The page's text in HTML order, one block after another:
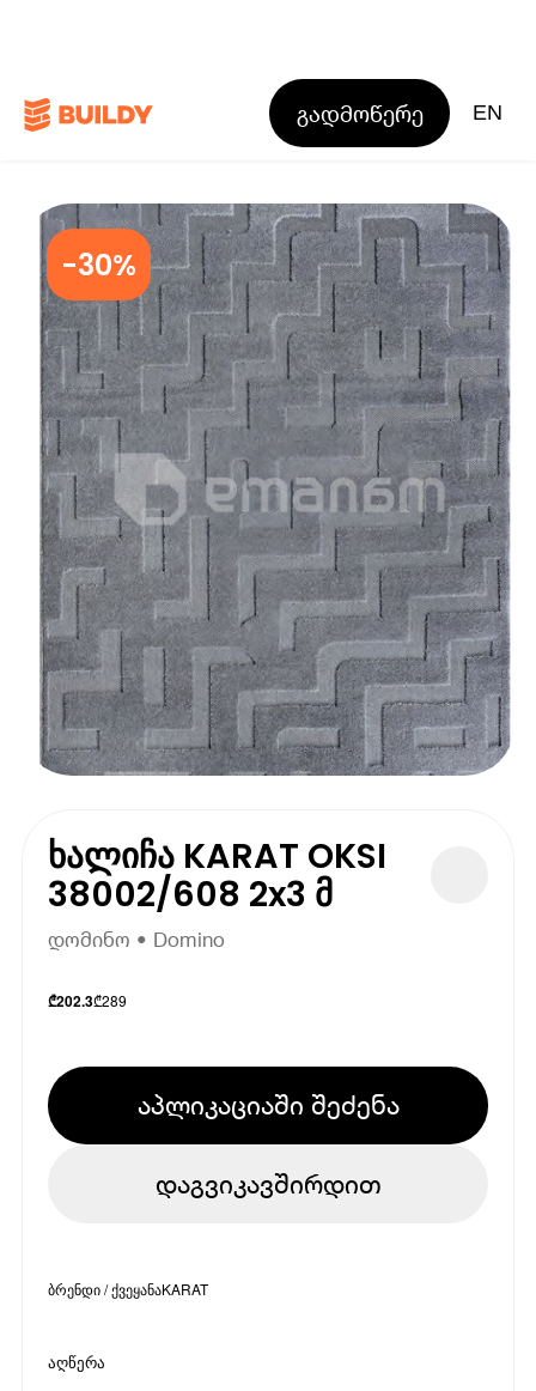
გადმოწერე EN
-30%
ხალიჩა KARAT OKSI
38002/608 2x3 მ
დომინო • Domino
₾202.3₾289
აპლიკაციაში შეძენა
დაგვიკავშირდით
ბრენდი / ქვეყანაKARAT
აღწერა